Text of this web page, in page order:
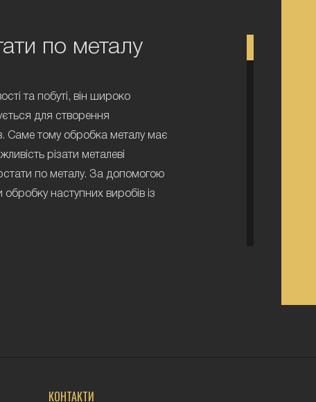
по металу
та побуті, він широко
для створення
Саме тому обробка металу має
різати металеві
по металу. За допомогою
наступних виробів із
унікальну конструкцію, завдяки
досить просто та
КОНТАКТИ